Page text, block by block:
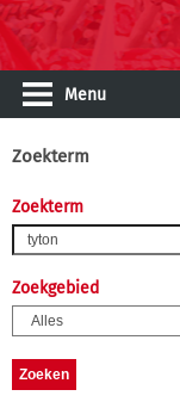
Menu
Zoekterm
Zoekterm
Zoekgebied